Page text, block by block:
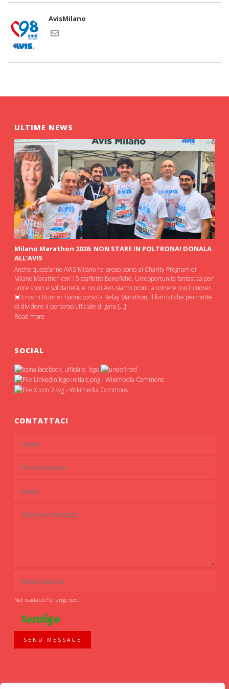
AvisMilano
ULTIME NEWS
Milano Marathon 2026: NON STARE IN POLTRONA! DONALA
ALL’AVIS
Anche quest’anno AVIS Milano ha preso porte al Charity Program di
Milano Marathon con 15 staffette benefiche. Un’opportunità fantastica per
unire sport e solidarietà, e noi di Avis siamo pronti a correre con il cuore!
💓 I nostri Runner hanno corso la Relay Marathon, il format che permette
di dividere il percorso ufficiale di gara […]
Read more
SOCIAL
CONTATTACI
Not readable? Change text.
SEND MESSAGE